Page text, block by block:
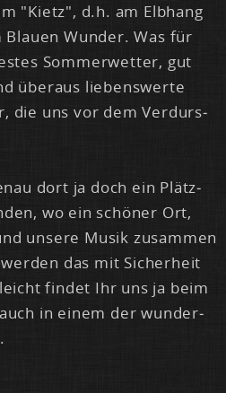
"Kietz", d.h. am Elb­hang
Wun­der. Was für
Som­mer­wet­ter, gut
über­aus lie­bens­wer­te
die uns vor dem Ver­durs­
dort ja doch ein Plätz­
wo ein schö­ner Ort,
un­se­re Mu­sik zu­sam­men
das mit Si­cher­heit
fin­det Ihr uns ja beim
in ei­nem der wun­der­